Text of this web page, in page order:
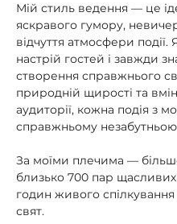
Мій стиль ведення — це
яскравого гумору,
відчуття атмосфери
настрій гостей і завжди
створення справжнього
природній щирості та
аудиторії, кожна подія з
справжньому
За моїми плечима —
близько 700 пар
годин живого спілкування
свят.